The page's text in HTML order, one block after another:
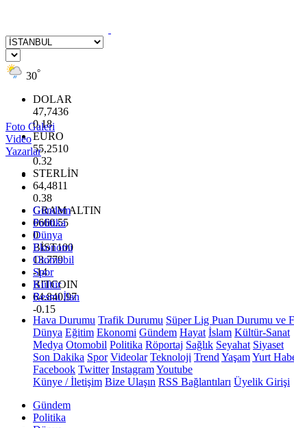
30°
DOLAR
47,7436
0.18
EURO
55,2510
0.32
STERLİN
64,4811
0.38
GRAM ALTIN
6660.55
0
BİST100
13.779
-14
BITCOIN
64.840,97
-0.15
Foto Galeri
Video
Yazarlar
Gündem
Politika
Dünya
Ekonomi
Otomobil
Spor
Kültür
Resmi İlan
Hava Durumu Trafik Durumu Süper Lig Puan Durumu ve
Dünya Eğitim Ekonomi Gündem Hayat İslam Kültür-Sanat
Medya Otomobil Politika Röportaj Sağlık Seyahat Siyaset
Son Dakika Spor Videolar Teknoloji Trend YaşamYurt
Facebook Twitter InstagramYoutube
Künye / İletişim Bize Ulaşın RSS Bağlantıları Üyelik Girişi
Gündem
Politika